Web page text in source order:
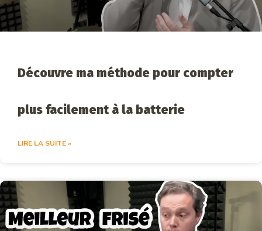
Découvre ma méthode pour compter
plus facilement à la batterie
LIRE LA SUITE »